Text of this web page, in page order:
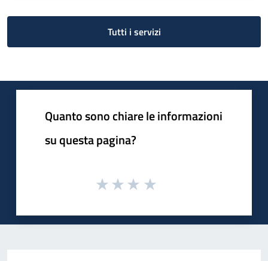
Tutti i servizi
Quanto sono chiare le informazioni
su questa pagina?